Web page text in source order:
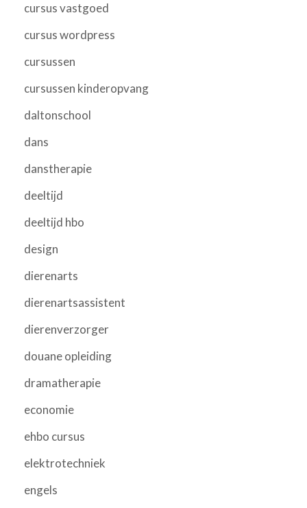
cursus vastgoed
cursus wordpress
cursussen
cursussen kinderopvang
daltonschool
dans
danstherapie
deeltijd
deeltijd hbo
design
dierenarts
dierenartsassistent
dierenverzorger
douane opleiding
dramatherapie
economie
ehbo cursus
elektrotechniek
engels